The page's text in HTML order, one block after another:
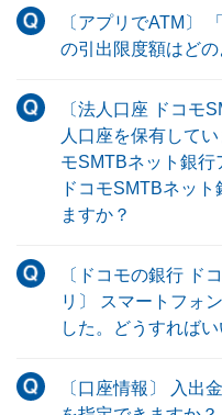
〔アプリでATM〕
の引出限度額はどの
〔法人口座 ドコモ
人口座を保有して
モSMTBネット銀行
ドコモSMTBネッ
ますか？
〔ドコモの銀行 ド
リ〕 スマートフォ
した。どうすればい
〔口座情報〕 入出